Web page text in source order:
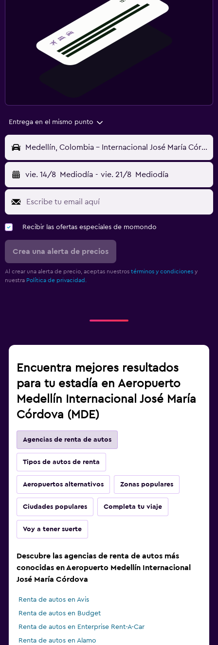
Entrega en el mismo punto
Medellín, Colombia - Internacional José María Córdova (MDE)
vie. 14/8 Mediodía - vie. 21/8 Mediodía
Recibir las ofertas especiales de momondo
Crea una alerta de precios
Al crear una alerta de precio, aceptas nuestros términos y condiciones y
nuestra Política de privacidad.
Encuentra mejores resultados
para tu estadía en Aeropuerto
Medellín Internacional José María
Córdova (MDE)
Agencias de renta de autos
Tipos de autos de renta
Aeropuertos alternativos Zonas populares
Ciudades populares Completa tu viaje
Voy a tener suerte
Descubre las agencias de renta de autos más
conocidas en Aeropuerto Medellín Internacional
José María Córdova
Renta de autos en Avis
Renta de autos en Budget
Renta de autos en Enterprise Rent-A-Car
Renta de autos en Alamo